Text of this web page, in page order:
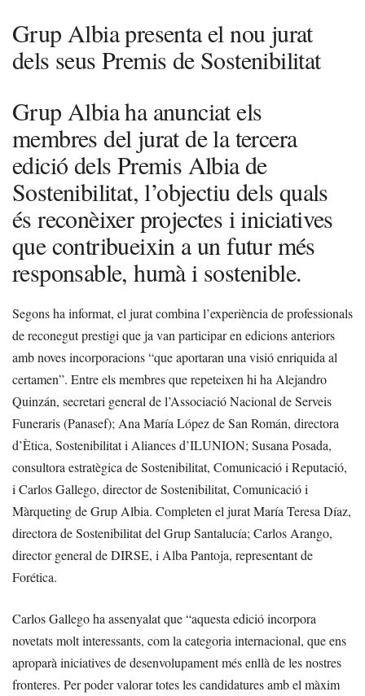
Grup Albia presenta el nou jurat
dels seus Premis de Sostenibilitat
Grup Albia ha anunciat els
membres del jurat de la tercera
edició dels Premis Albia de
Sostenibilitat, l’objectiu dels quals
és reconèixer projectes i iniciatives
que contribueixin a un futur més
responsable, humà i sostenible.
Segons ha informat, el jurat combina l’experiència de professionals
de reconegut prestigi que ja van participar en edicions anteriors
amb noves incorporacions “que aportaran una visió enriquida al
certamen”. Entre els membres que repeteixen hi ha Alejandro
Quinzán, secretari general de l’Associació Nacional de Serveis
Funeraris (Panasef); Ana María López de San Román, directora
d’Ètica, Sostenibilitat i Aliances d’ILUNION; Susana Posada,
consultora estratègica de Sostenibilitat, Comunicació i Reputació,
i Carlos Gallego, director de Sostenibilitat, Comunicació i
Màrqueting de Grup Albia. Completen el jurat María Teresa Díaz,
directora de Sostenibilitat del Grup Santalucía; Carlos Arango,
director general de DIRSE, i Alba Pantoja, representant de
Forética.
Carlos Gallego ha assenyalat que “aquesta edició incorpora
novetats molt interessants, com la categoria internacional, que ens
aproparà iniciatives de desenvolupament més enllà de les nostres
fronteres. Per poder valorar totes les candidatures amb el màxim